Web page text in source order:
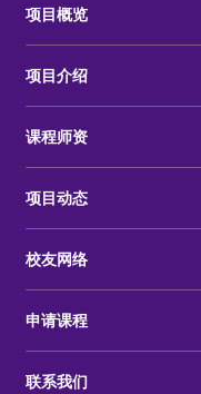
项目概览
项目介绍
课程师资
项目动态
校友网络
申请课程
联系我们